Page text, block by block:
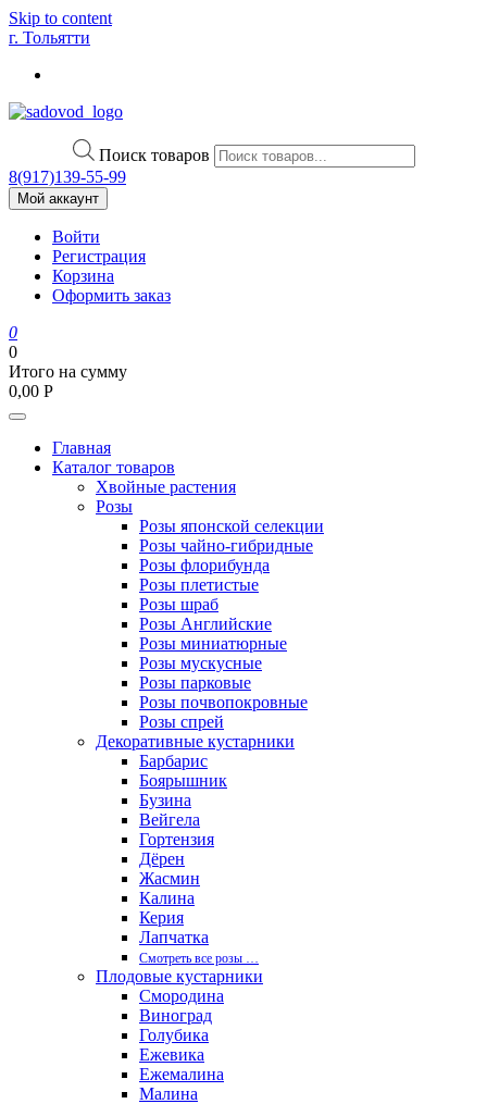
Skip to content
г. Тольятти
Поиск товаров
8(917)139‑55-99
Мой аккаунт
Войти
Регистрация
Корзина
Оформить заказ
0
0
Итого на сумму
0,00 Р
Главная
Каталог товаров
Хвойные растения
Розы
Розы японской селекции
Розы чайно-гибридные
Розы флорибунда
Розы плетистые
Розы шраб
Розы Английские
Розы миниатюрные
Розы мускусные
Розы парковые
Розы почвопокровные
Розы спрей
Декоративные кустарники
Барбарис
Боярышник
Бузина
Вейгела
Гортензия
Дёрен
Жасмин
Калина
Керия
Лапчатка
Смотреть все розы …
Плодовые кустарники
Смородина
Виноград
Голубика
Ежевика
Ежемалина
Малина